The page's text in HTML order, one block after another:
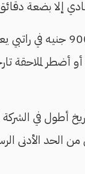
إلا بضعة
"بكل تأكيد زيادة
أضطر لملاحقة